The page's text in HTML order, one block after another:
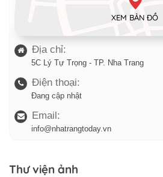
XEM BẢN ĐỒ
Địa chỉ:
5C Lý Tự Trọng - TP. Nha Trang
Điện thoại:
Đang cập nhật
Email:
info@nhatrangtoday.vn
Thư viện ảnh